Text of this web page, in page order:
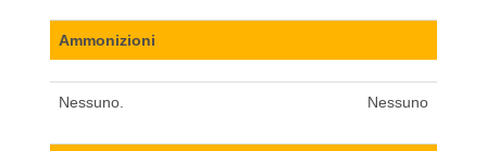
Ammonizioni
Nessuno. Nessuno